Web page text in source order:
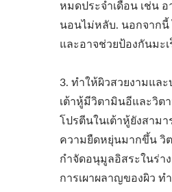
หมดประจำเดือน เช่น
นอนไม่หลับ. นอกจากนี้
และอาจช่วยป้องกันมะเ
3. ทำให้ผิวสวยงามและ
เต้าหู้มีวิตามินอีและวิต
โปรตีนในเต้าหู้ยังสาม
ความยืดหยุ่นมากขึ้น วิ
กำจัดอนุมูลอิสระในร่า
การเผาผลาญของผิว ท